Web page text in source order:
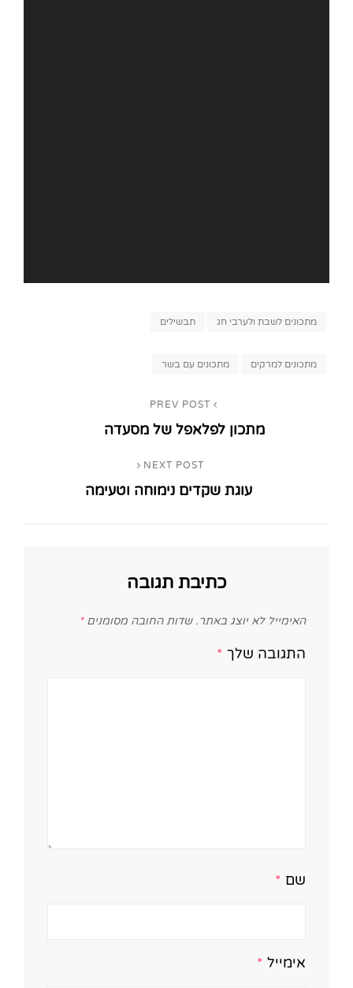
Categories
מתכונים לשבת ולערבי חג תבשילים
Tags,מתכונים למרקים מתכונים עם בשר
PREV POST
מתכון לפלאפל של מסעדה
NEXT POST
עוגת שקדים נימוחה וטעימה
כתיבת תגובה
האימייל לא יוצג באתר. שדות החובה מסומנים*
התגובה שלך *
שם *
אימייל *